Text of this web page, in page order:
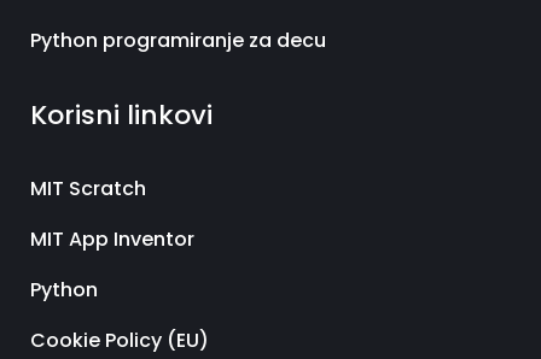
Python programiranje za decu
Korisni linkovi
MIT Scratch
MIT App Inventor
Python
Cookie Policy (EU)